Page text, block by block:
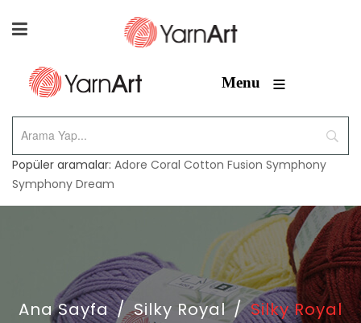
Menu ≡
Popüler aramalar: Adore Coral Cotton Fusion Symphony
Symphony Dream
Ana Sayfa / Silky Royal / Silky Royal